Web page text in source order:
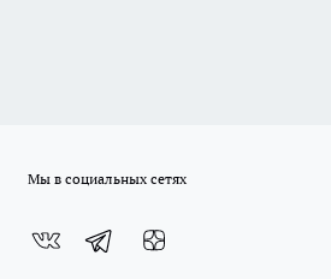
Мы в социальных сетях